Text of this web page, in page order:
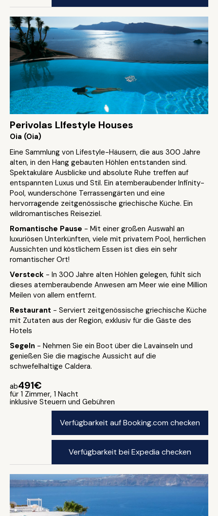
Perivolas LIfestyle Houses
Oia (Oia)
Eine Sammlung von Lifestyle-Häusern, die aus 300 Jahre
alten, in den Hang gebauten Höhlen entstanden sind.
Spektakuläre Ausblicke und absolute Ruhe treffen auf
entspannten Luxus und Stil. Ein atemberaubender Infinity-
Pool, wunderschöne Terrassengärten und eine
hervorragende zeitgenössische griechische Küche. Ein
wildromantisches Reiseziel.
Romantische Pause - Mit einer großen Auswahl an
luxuriösen Unterkünften, viele mit privatem Pool, herrlichen
Aussichten und köstlichem Essen ist dies ein sehr
romantischer Ort!
Versteck - In 300 Jahre alten Höhlen gelegen, fühlt sich
dieses atemberaubende Anwesen am Meer wie eine Million
Meilen von allem entfernt.
Restaurant - Serviert zeitgenössische griechische Küche
mit Zutaten aus der Region, exklusiv für die Gäste des
Hotels
Segeln - Nehmen Sie ein Boot über die Lavainseln und
genießen Sie die magische Aussicht auf die
schwefelhaltige Caldera.
ab491€
für 1 Zimmer, 1 Nacht
inklusive Steuern und Gebühren
Verfügbarkeit auf Booking.com checken
Verfügbarkeit bei Expedia checken